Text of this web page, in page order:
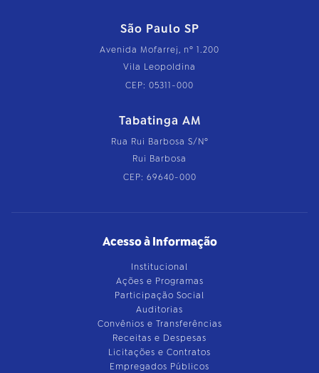
São Paulo SP
Avenida Mofarrej, nº 1.200
Vila Leopoldina
CEP: 05311-000
Tabatinga AM
Rua Rui Barbosa S/Nº
Rui Barbosa
CEP: 69640-000
Acesso à Informação
Institucional
Ações e Programas
Participação Social
Auditorias
Convênios e Transferências
Receitas e Despesas
Licitações e Contratos
Empregados Públicos